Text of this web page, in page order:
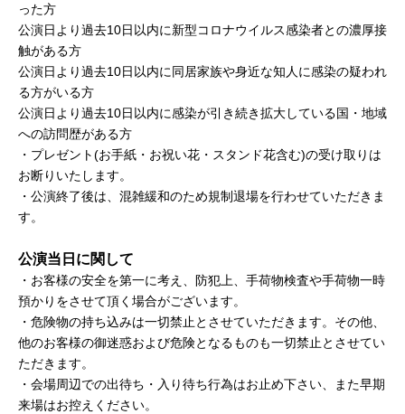
った方
公演日より過去10日以内に新型コロナウイルス感染者との濃厚接
触がある方
公演日より過去10日以内に同居家族や身近な知人に感染の疑われ
る方がいる方
公演日より過去10日以内に感染が引き続き拡大している国・地域
への訪問歴がある方
・プレゼント(お手紙・お祝い花・スタンド花含む)の受け取りは
お断りいたします。
・公演終了後は、混雑緩和のため規制退場を行わせていただきま
す。
公演当日に関して
・お客様の安全を第一に考え、防犯上、手荷物検査や手荷物一時
預かりをさせて頂く場合がございます。
・危険物の持ち込みは一切禁止とさせていただきます。その他、
他のお客様の御迷惑および危険となるものも一切禁止とさせてい
ただきます。
・会場周辺での出待ち・入り待ち行為はお止め下さい、また早期
来場はお控えください。